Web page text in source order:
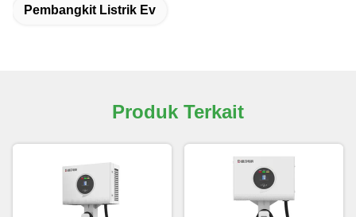
Pembangkit Listrik Ev
Produk Terkait